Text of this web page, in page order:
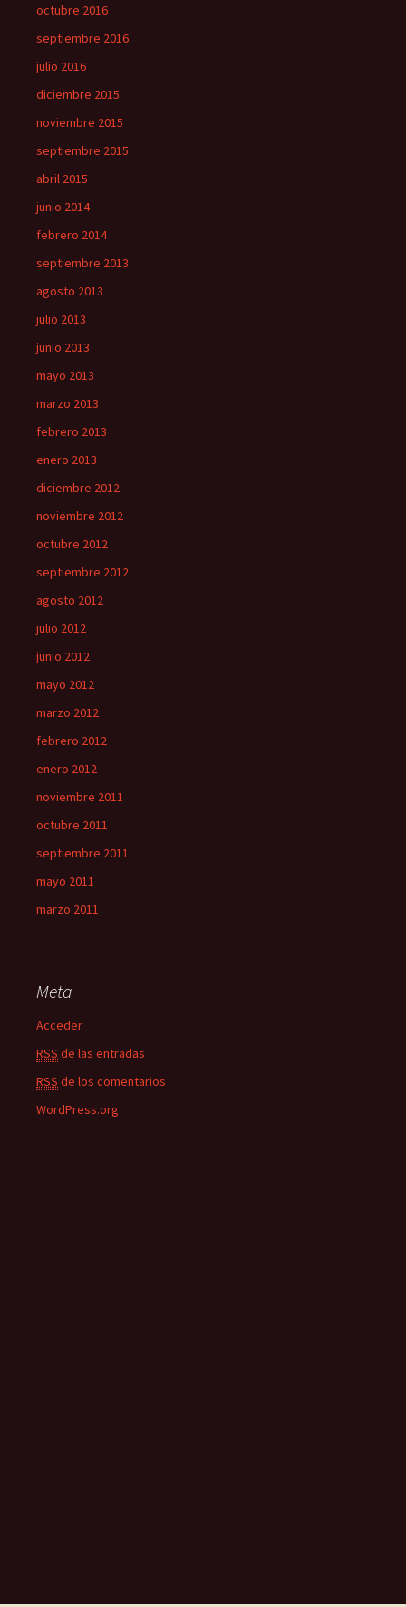
octubre 2016
septiembre 2016
julio 2016
diciembre 2015
noviembre 2015
septiembre 2015
abril 2015
junio 2014
febrero 2014
septiembre 2013
agosto 2013
julio 2013
junio 2013
mayo 2013
marzo 2013
febrero 2013
enero 2013
diciembre 2012
noviembre 2012
octubre 2012
septiembre 2012
agosto 2012
julio 2012
junio 2012
mayo 2012
marzo 2012
febrero 2012
enero 2012
noviembre 2011
octubre 2011
septiembre 2011
mayo 2011
marzo 2011
Meta
Acceder
RSS de las entradas
RSS de los comentarios
WordPress.org